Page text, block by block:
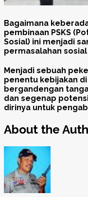
Bagaimana
pembinaan PSKS
Sosial) ini menjadi
permasalahan
Menjadi sebuah
penentu kebijakan
bergandengan
dan segenap
dirinya untuk
About the